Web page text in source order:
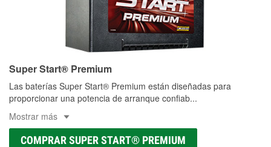
Super Start® Premium
Las baterías Super Start® Premium están diseñadas para
proporcionar una potencia de arranque confiab...
Mostrar más
COMPRAR SUPER START® PREMIUM